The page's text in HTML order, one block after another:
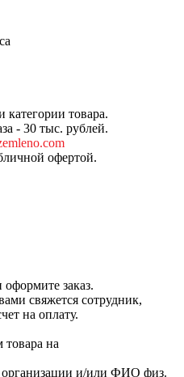
категории товара.
- 30 тыс. рублей.
офертой.
заказ.
свяжется сотрудник,
на оплату.
товара на
и/или ФИО физ.